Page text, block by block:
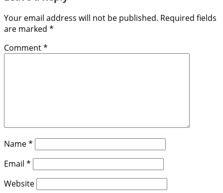
Your email address will not be published. Required fields
are marked *
Comment*
Name*
Email *
Website